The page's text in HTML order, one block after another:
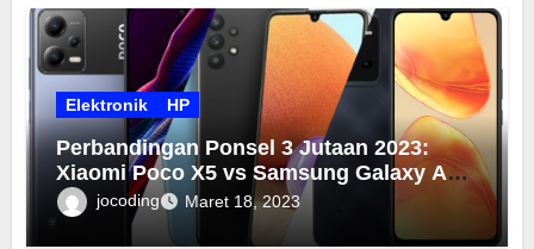
Elektronik HP
Perbandingan Ponsel 3 Jutaan 2023:
Xiaomi Poco X5 vs Samsung Galaxy A32
vs Vivo V25e
jocoding Maret 18, 2023